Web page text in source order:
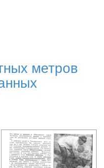
метров